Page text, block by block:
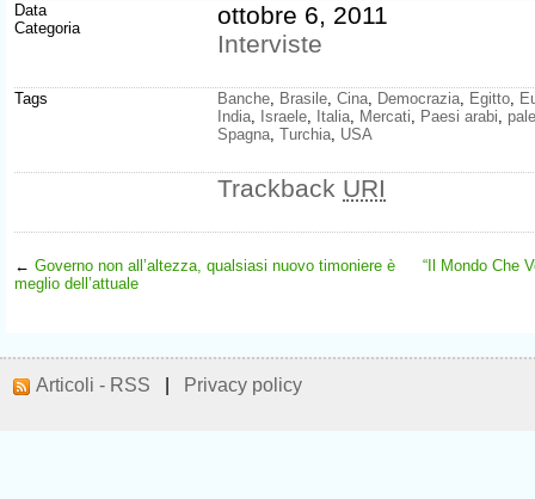
Data
Categoria
ottobre 6, 2011
Interviste
Tags Banche, Brasile, Cina, Democrazia, Egitto,
India, Israele, Italia, Mercati, Paesi arabi,
Spagna, Turchia, USA
Trackback URI
← Governo non all’altezza, qualsiasi nuovo timoniere è
meglio dell’attuale
“Il Mondo Che
Articoli - RSS Privacy policy